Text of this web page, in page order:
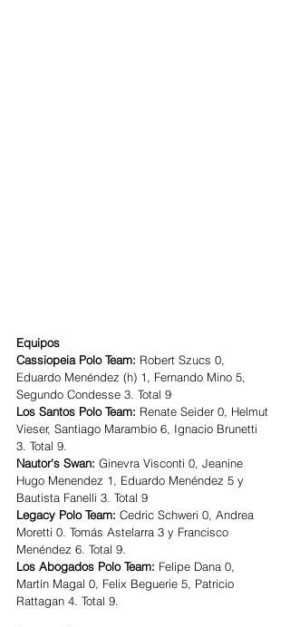
Equipos
Cassiopeia Polo Team: Robert Szucs 0,
Eduardo Menéndez (h) 1, Fernando Mino 5,
Segundo Condesse 3. Total 9
Los Santos Polo Team: Renate Seider 0, Helmut
Vieser, Santiago Marambio 6, Ignacio Brunetti
3. Total 9.
Nautor's Swan: Ginevra Visconti 0, Jeanine
Hugo Menendez 1, Eduardo Menéndez 5 y
Bautista Fanelli 3. Total 9
Legacy Polo Team: Cedric Schweri 0, Andrea
Moretti 0. Tomás Astelarra 3 y Francisco
Menéndez 6. Total 9.
Los Abogados Polo Team: Felipe Dana 0,
Martín Magal 0, Felix Beguerie 5, Patricio
Rattagan 4. Total 9.